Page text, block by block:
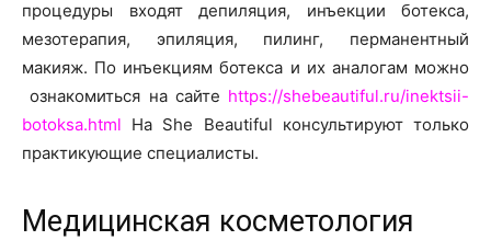
процедуры входят депиляция, инъекции ботекса,
мезотерапия, эпиляция, пилинг, перманентный
макияж. По инъекциям ботекса и их аналогам можно
ознакомиться на сайте https://shebeautiful.ru/inektsii-
botoksa.html На She Beautiful консультируют только
практикующие специалисты.
Медицинская косметология